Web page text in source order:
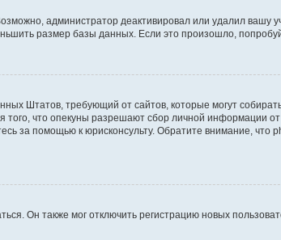
администратор деактивировал или удалил вашу
размер базы данных. Если это произошло,
Штатов, требующий от сайтов, которые могут
того, что опекуны разрешают сбор личной информации
за помощью к юрисконсульту. Обратите внимание, что
Он также мог отключить регистрацию новых